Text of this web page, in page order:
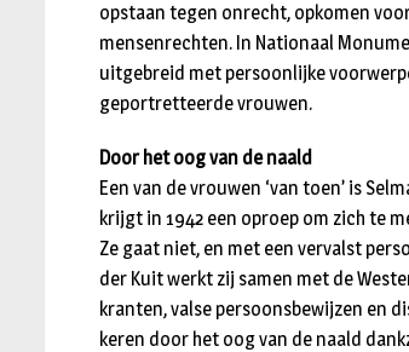
opstaan tegen onrecht, opkomen
mensenrechten. In Nationaal
uitgebreid met persoonlijke
geportretteerde vrouwen.
Door het oog van de naald
Een van de vrouwen ‘van toen’ is
krijgt in 1942 een oproep om zich te
Ze gaat niet, en met een vervalst
der Kuit werkt zij samen met de
kranten, valse persoonsbewijzen en
keren door het oog van de naald